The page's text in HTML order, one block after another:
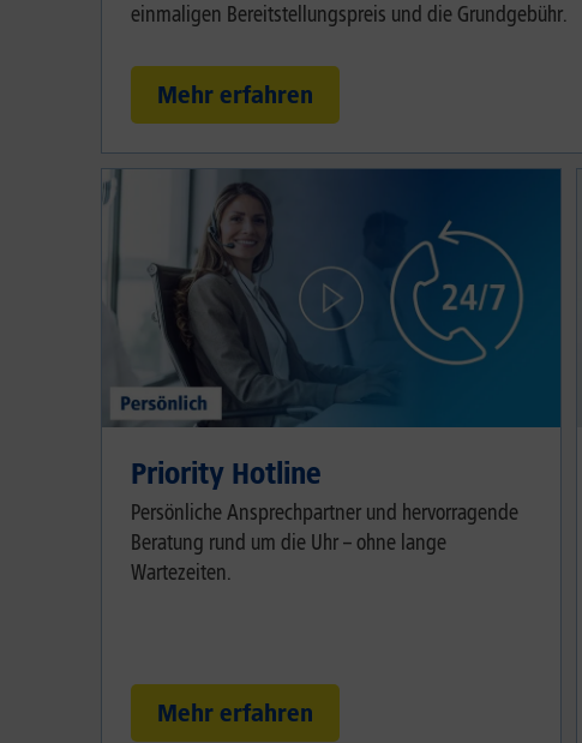
einmaligen Bereitstellungspreis und die Grundgebühr.
Mehr erfahren
Priority Hotline
Persönliche Ansprechpartner und hervorragende
Beratung rund um die Uhr – ohne lange
Wartezeiten.
Mehr erfahren